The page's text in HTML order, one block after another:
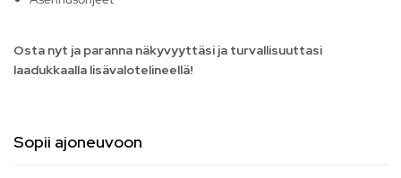
Osta nyt ja paranna näkyvyyttäsi ja turvallisuuttasi
laadukkaalla lisävalotelineellä!
Sopii ajoneuvoon